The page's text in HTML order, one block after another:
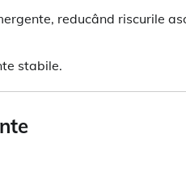
reducând riscurile
stabile.